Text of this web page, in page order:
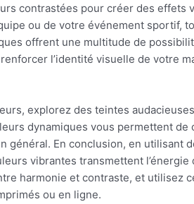
contrastées pour créer des effets
ou de votre événement sportif,
offrent une multitude de
l’identité visuelle de votre
explorez des teintes
dynamiques vous permettent
général. En conclusion, en utilisant
vibrantes transmettent
harmonie et contraste, et utilisez
ou en ligne.